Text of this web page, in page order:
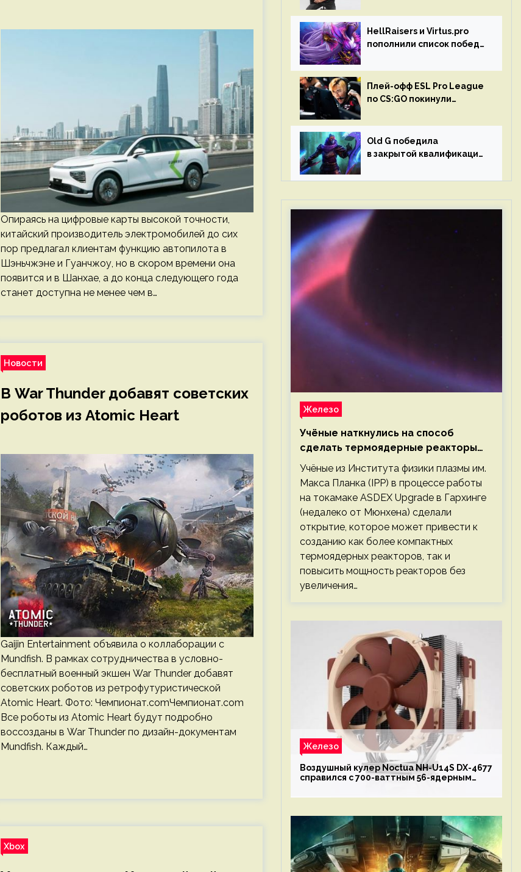
Опираясь на цифровые карты высокой точности,
китайский производитель электромобилей до сих
пор предлагал клиентам функцию автопилота в
Шэньчжэне и Гуанчжоу, но в скором времени она
появится и в Шанхае, а до конца следующего года
станет доступна не менее чем в…
Новости
В War Thunder добавят советских
роботов из Atomic Heart
Gaijin Entertainment объявила о коллаборации с
Mundfish. В рамках сотрудничества в условно-
бесплатный военный экшен War Thunder добавят
советских роботов из ретрофутуристической
Atomic Heart. Фото: Чемпионат.comЧемпионат.com
Все роботы из Atomic Heart будут подробно
воссозданы в War Thunder по дизайн-документам
Mundfish. Каждый…
Xbox
Circuit 2023
HellRaisers и Virtus.pro
пополнили список побед
Плей-офф ESL Pro League
по CS:GO покинули
Old G победила
в закрытой квалификации
Западной Европы
Железо
Учёные наткнулись на способ
сделать термоядерные реакторы
более компактными или мощными
Учёные из Института физики плазмы им.
Макса Планка (IPP) в процессе работы
на токамаке ASDEX Upgrade в Гархинге
(недалеко от Мюнхена) сделали
открытие, которое может привести к
созданию как более компактных
термоядерных реакторов, так и
повысить мощность реакторов без
увеличения…
Железо
Воздушный кулер Noctua NH-U14S DX-4677
справился с 700-ваттным 56-ядерным